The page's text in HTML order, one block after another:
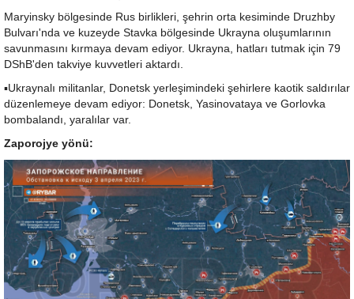
Maryinsky bölgesinde Rus birlikleri, şehrin orta kesiminde Druzhby
Bulvarı'nda ve kuzeyde Stavka bölgesinde Ukrayna oluşumlarının
savunmasını kırmaya devam ediyor. Ukrayna, hatları tutmak için 79
DShB'den takviye kuvvetleri aktardı.
▪️Ukraynalı militanlar, Donetsk yerleşimindeki şehirlere kaotik saldırılar
düzenlemeye devam ediyor: Donetsk, Yasinovataya ve Gorlovka
bombalandı, yaralılar var.
Zaporojye yönü: